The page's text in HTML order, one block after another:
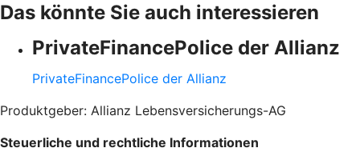
Das könnte Sie auch interessieren
PrivateFinancePolice der Allianz
PrivateFinancePolice der Allianz
Produktgeber: Allianz Lebensversicherungs-AG
Steuerliche und rechtliche Informationen